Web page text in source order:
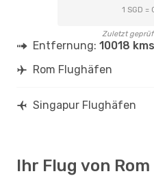
1 SGD =
Zuletzt
Entfernung: 10018 kms
Rom Flughäfen
Singapur Flughäfen
Ihr Flug von